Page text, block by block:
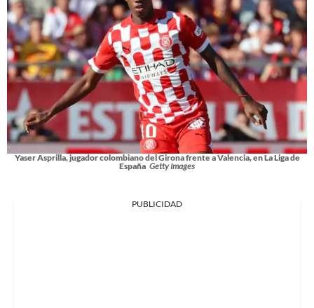
Yaser Asprilla, jugador colombiano del Girona frente a Valencia, en La Liga de
España Getty Images
PUBLICIDAD